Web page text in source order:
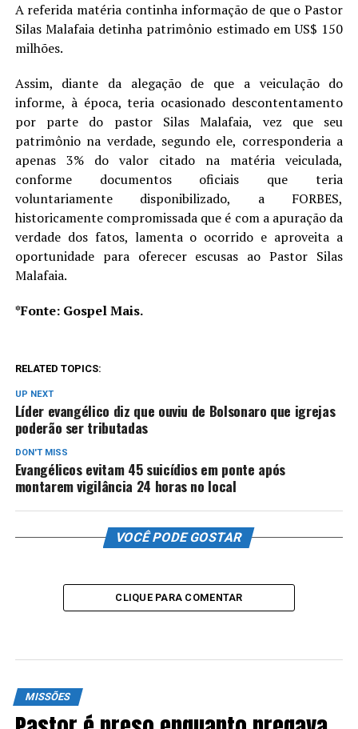
A referida matéria continha informação de que o Pastor
Silas Malafaia detinha patrimônio estimado em US$ 150
milhões.
Assim, diante da alegação de que a veiculação do
informe, à época, teria ocasionado descontentamento
por parte do pastor Silas Malafaia, vez que seu
patrimônio na verdade, segundo ele, corresponderia a
apenas 3% do valor citado na matéria veiculada,
conforme documentos oficiais que teria
voluntariamente disponibilizado, a FORBES,
historicamente compromissada que é com a apuração da
verdade dos fatos, lamenta o ocorrido e aproveita a
oportunidade para oferecer escusas ao Pastor Silas
Malafaia.
*Fonte: Gospel Mais.
RELATED TOPICS:
UP NEXT
Líder evangélico diz que ouviu de Bolsonaro que igrejas
poderão ser tributadas
DON'T MISS
Evangélicos evitam 45 suicídios em ponte após
montarem vigilância 24 horas no local
VOCÊ PODE GOSTAR
CLIQUE PARA COMENTAR
MISSÕES